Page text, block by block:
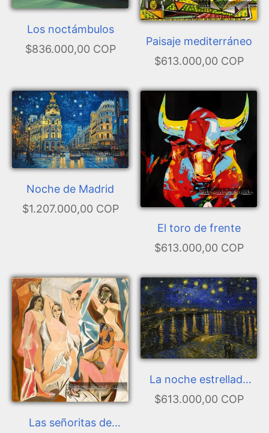
Los noctámbulos
$836.000,00 COP
Paisaje mediterráneo
$613.000,00 COP
Noche de Madrid
$1.207.000,00 COP
El toro de frente
$613.000,00 COP
Las señoritas de
La noche estrellada
sobre el Ródano
$613.000,00 COP